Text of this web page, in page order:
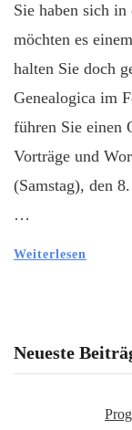
Sie haben sich
möchten es
halten Sie doch
Genealogica im
führen Sie einen
Vorträge und
(Samstag), den
…
Weiterlesen
Neueste